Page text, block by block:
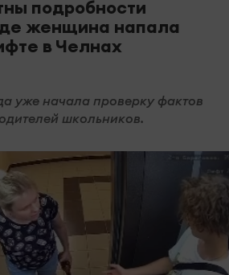
подробности
женщина напала
в Челнах
уже начала проверку фактов
школьников.